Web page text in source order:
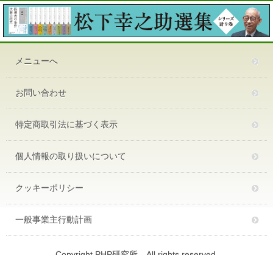
メニューへ
お問い合わせ
特定商取引法に基づく表示
個人情報の取り扱いについて
クッキーポリシー
一般事業主行動計画